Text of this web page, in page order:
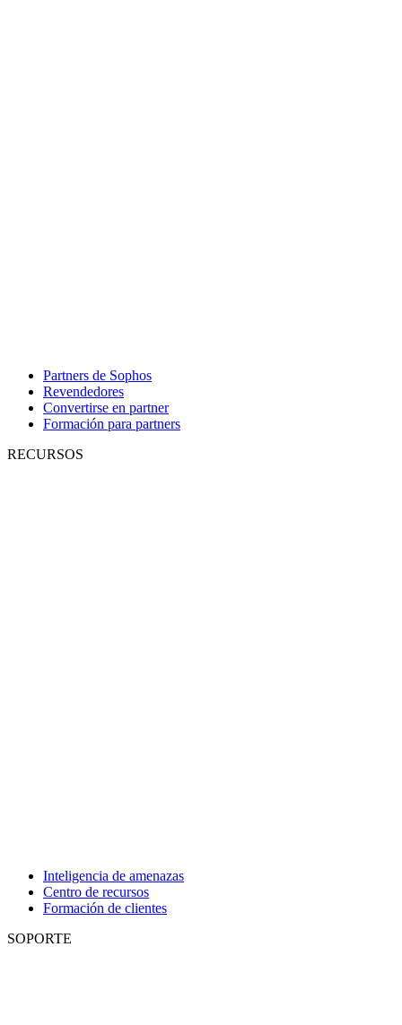
Partners de Sophos
Revendedores
Convertirse en partner
Formación para partners
RECURSOS
Inteligencia de amenazas
Centro de recursos
Formación de clientes
SOPORTE